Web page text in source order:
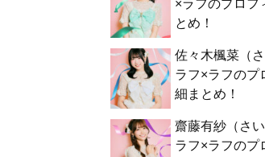
×ラフのプロフ
とめ！
佐々木楓菜（
ラフ×ラフのプ
細まとめ！
齋藤有紗（さ
ラフ×ラフのプ